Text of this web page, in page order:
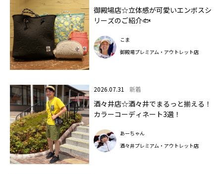
御殿場店☆立体感が可愛いエンボスシ
リーズのご紹介🐟
こま
御殿場プレミアム・アウトレット店
2026.07.31 新着
酒々井店☆酒々井でまるっと揃える！
カラーコーディネート3選！
あーちゃん
酒々井プレミアム・アウトレット店